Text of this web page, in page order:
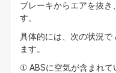
ブレーキからエアを抜き
す。
具体的には、次の状況で
ます。
① ABSに空気が含まれて